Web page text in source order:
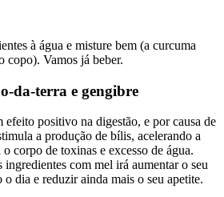
à água e misture bem (a curcuma
copo). Vamos já beber.
da-terra e gengibre
efeito positivo na digestão, e por causa de
a produção de bílis, acelerando a
o corpo de toxinas e excesso de água.
com mel irá aumentar o seu
dia e reduzir ainda mais o seu apetite.